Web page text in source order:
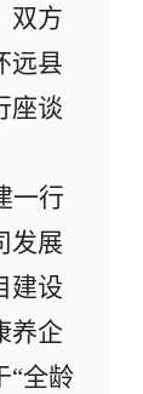
双方
远县
座谈
一行
发展
建设
养企
“全龄